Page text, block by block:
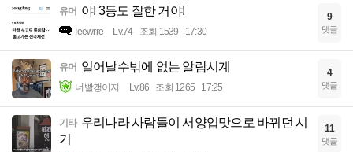
유머 야! 3등도 잘한 거야!
Ieewrre Lv.74 조회 1539 17:30
9
댓글
유머 일어날수밖에 없는 알람시계
너빨갱이지 Lv.86 조회 1265 17:25
4
댓글
기타 우리나라 사람들이 서양입맛으로 바뀌던 시
기
11
댓글